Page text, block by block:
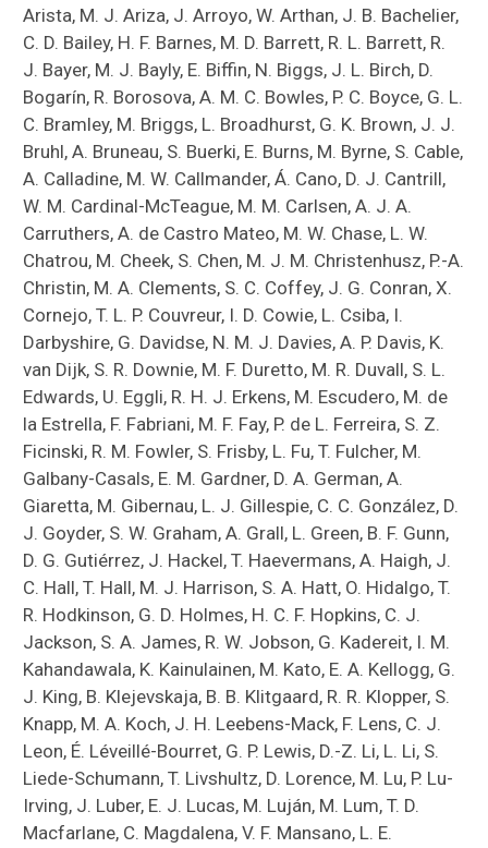
Arista, M. J. Ariza, J. Arroyo, W. Arthan, J. B. Bachelier,
C. D. Bailey, H. F. Barnes, M. D. Barrett, R. L. Barrett, R.
J. Bayer, M. J. Bayly, E. Biffin, N. Biggs, J. L. Birch, D.
Bogarín, R. Borosova, A. M. C. Bowles, P. C. Boyce, G. L.
C. Bramley, M. Briggs, L. Broadhurst, G. K. Brown, J. J.
Bruhl, A. Bruneau, S. Buerki, E. Burns, M. Byrne, S. Cable,
A. Calladine, M. W. Callmander, Á. Cano, D. J. Cantrill,
W. M. Cardinal-McTeague, M. M. Carlsen, A. J. A.
Carruthers, A. de Castro Mateo, M. W. Chase, L. W.
Chatrou, M. Cheek, S. Chen, M. J. M. Christenhusz, P.-A.
Christin, M. A. Clements, S. C. Coffey, J. G. Conran, X.
Cornejo, T. L. P. Couvreur, I. D. Cowie, L. Csiba, I.
Darbyshire, G. Davidse, N. M. J. Davies, A. P. Davis, K.
van Dijk, S. R. Downie, M. F. Duretto, M. R. Duvall, S. L.
Edwards, U. Eggli, R. H. J. Erkens, M. Escudero, M. de
la Estrella, F. Fabriani, M. F. Fay, P. de L. Ferreira, S. Z.
Ficinski, R. M. Fowler, S. Frisby, L. Fu, T. Fulcher, M.
Galbany-Casals, E. M. Gardner, D. A. German, A.
Giaretta, M. Gibernau, L. J. Gillespie, C. C. González, D.
J. Goyder, S. W. Graham, A. Grall, L. Green, B. F. Gunn,
D. G. Gutiérrez, J. Hackel, T. Haevermans, A. Haigh, J.
C. Hall, T. Hall, M. J. Harrison, S. A. Hatt, O. Hidalgo, T.
R. Hodkinson, G. D. Holmes, H. C. F. Hopkins, C. J.
Jackson, S. A. James, R. W. Jobson, G. Kadereit, I. M.
Kahandawala, K. Kainulainen, M. Kato, E. A. Kellogg, G.
J. King, B. Klejevskaja, B. B. Klitgaard, R. R. Klopper, S.
Knapp, M. A. Koch, J. H. Leebens-Mack, F. Lens, C. J.
Leon, É. Léveillé-Bourret, G. P. Lewis, D.-Z. Li, L. Li, S.
Liede-Schumann, T. Livshultz, D. Lorence, M. Lu, P. Lu-
Irving, J. Luber, E. J. Lucas, M. Luján, M. Lum, T. D.
Macfarlane, C. Magdalena, V. F. Mansano, L. E.